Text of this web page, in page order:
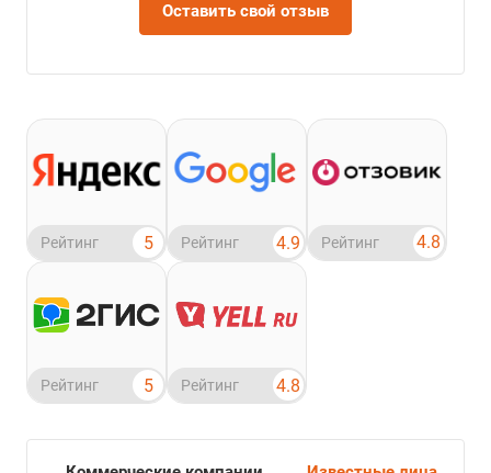
Оставить свой отзыв
Рейтинг 5 Рейтинг 4.9 Рейтинг 4.8
Рейтинг 5 Рейтинг 4.8